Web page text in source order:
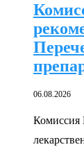
06.08.2026